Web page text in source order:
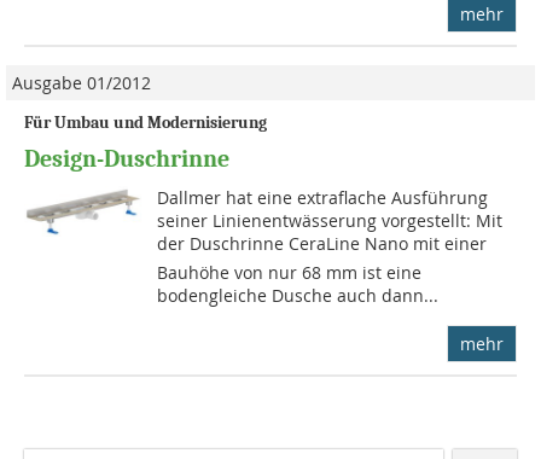
mehr
Ausgabe 01/2012
Für Umbau und Modernisierung
Design-Duschrinne
Dallmer hat eine extraflache Ausführung
seiner Linienentwässe­rung vorgestellt: Mit
der Dusch­rinne CeraLine Nano mit einer
Bauhöhe von nur 68 mm ist eine
bodengleiche Dusche auch dann...
mehr